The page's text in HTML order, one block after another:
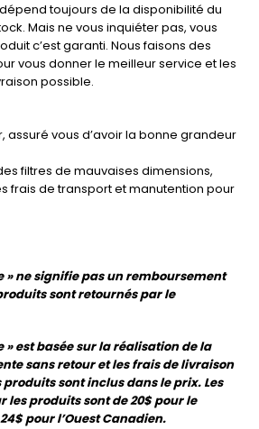
toujours de la disponibilité du
Mais ne vous inquiéter pas, vous
c’est garanti. Nous faisons des
vous donner le meilleur service et les
possible.
assuré vous d’avoir la bonne grandeur
filtres de mauvaises dimensions,
frais de transport et manutention pour
» ne signifie pas un remboursement
sont retournés par le
» est basée sur la réalisation de la
sans retour et les frais de livraison
sont inclus dans le prix. Les
les produits sont de 20$ pour le
pour l’Ouest Canadien.